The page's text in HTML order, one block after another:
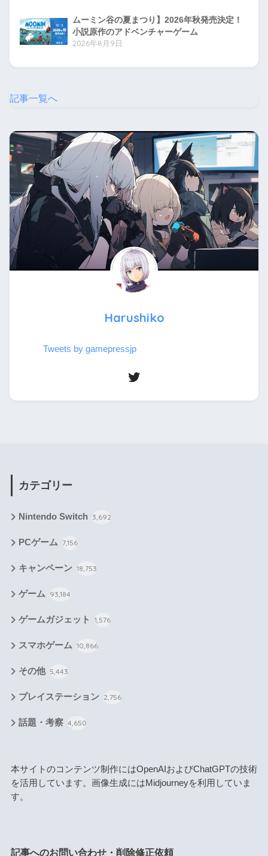
ムーミン谷の夏まつり】2026年秋発売決定！
小説原作のアドベンチャーゲーム
2026年8月9日
記事一覧へ
Harushiko
Tweets by gamepressjp
カテゴリー
Nintendo Switch 3,692
PCゲーム 7,156
キャンペーン 18,753
ゲーム 93,184
ゲームガジェット 1,576
スマホゲーム 10,866
その他 5,443
プレイステーション 2,756
話題・考察 4,650
本サイトのコンテンツ制作にはOpenAIおよびChatGPTの技術
を活用しています。画像生成にはMidjourneyを利用していま
す。
記事へのお問い合わせ・削除修正依頼